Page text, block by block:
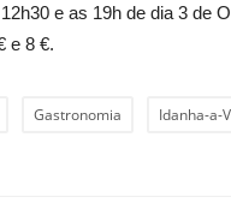
e as 19h de dia 3 de
e 8 €.
Gastronomia Idanha-a-